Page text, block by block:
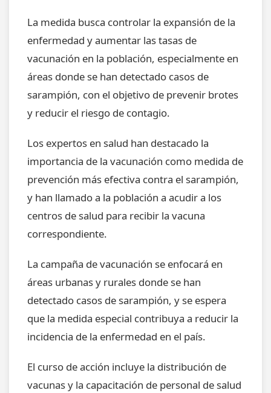
La medida busca controlar la expansión de la
enfermedad y aumentar las tasas de
vacunación en la población, especialmente en
áreas donde se han detectado casos de
sarampión, con el objetivo de prevenir brotes
y reducir el riesgo de contagio.
Los expertos en salud han destacado la
importancia de la vacunación como medida de
prevención más efectiva contra el sarampión,
y han llamado a la población a acudir a los
centros de salud para recibir la vacuna
correspondiente.
La campaña de vacunación se enfocará en
áreas urbanas y rurales donde se han
detectado casos de sarampión, y se espera
que la medida especial contribuya a reducir la
incidencia de la enfermedad en el país.
El curso de acción incluye la distribución de
vacunas y la capacitación de personal de salud